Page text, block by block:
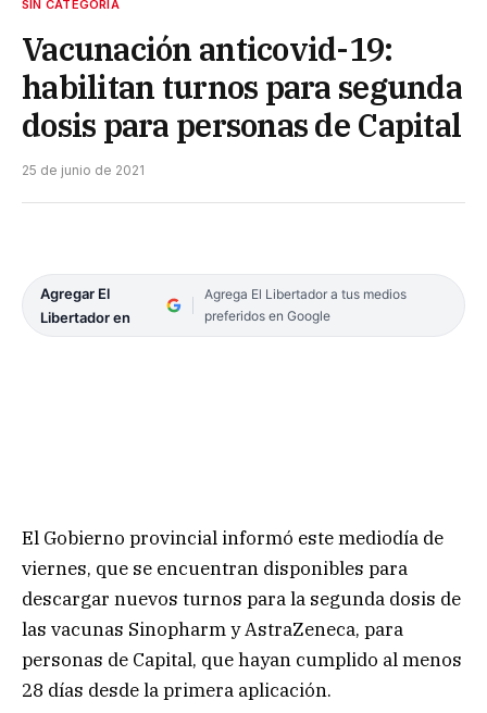
SIN CATEGORÍA
Vacunación anticovid-19:
habilitan turnos para segunda
dosis para personas de Capital
25 de junio de 2021
Agregar El
Libertador en
Agrega El Libertador a tus medios
preferidos en Google
El Gobierno provincial informó este mediodía de
viernes, que se encuentran disponibles para
descargar nuevos turnos para la segunda dosis de
las vacunas Sinopharm y AstraZeneca, para
personas de Capital, que hayan cumplido al menos
28 días desde la primera aplicación.